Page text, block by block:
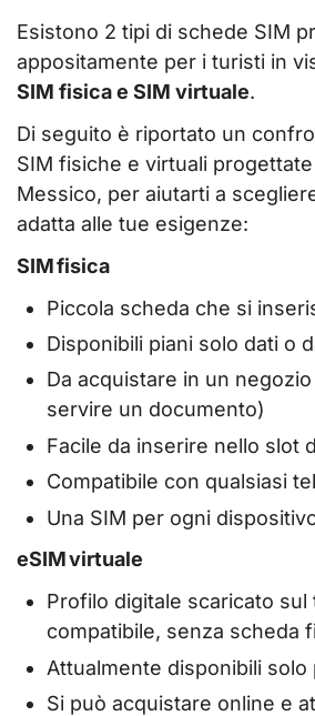
Esistono 2 tipi di schede SIM
appositamente per i turisti in
SIM fisica e SIM virtuale.
Di seguito è riportato un
SIM fisiche e virtuali
Messico, per aiutarti a
adatta alle tue esigenze:
SIM fisica
Piccola scheda che si
Disponibili piani solo dati o
Da acquistare in un
servire un documento)
Facile da inserire nello slot
Compatibile con qualsiasi
Una SIM per ogni
eSIM virtuale
Profilo digitale scaricato sul
compatibile, senza scheda
Attualmente disponibili solo
Si può acquistare online e